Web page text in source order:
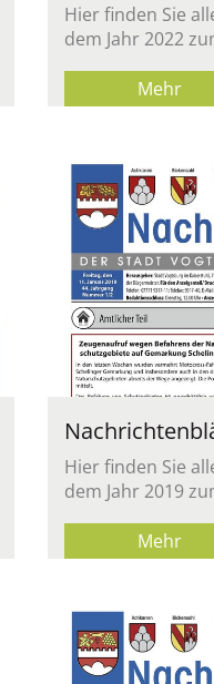
Hier fin­den Sie
dem Jahr 2022
Mehr
Hier fin­den Sie
dem Jahr 2019
Mehr